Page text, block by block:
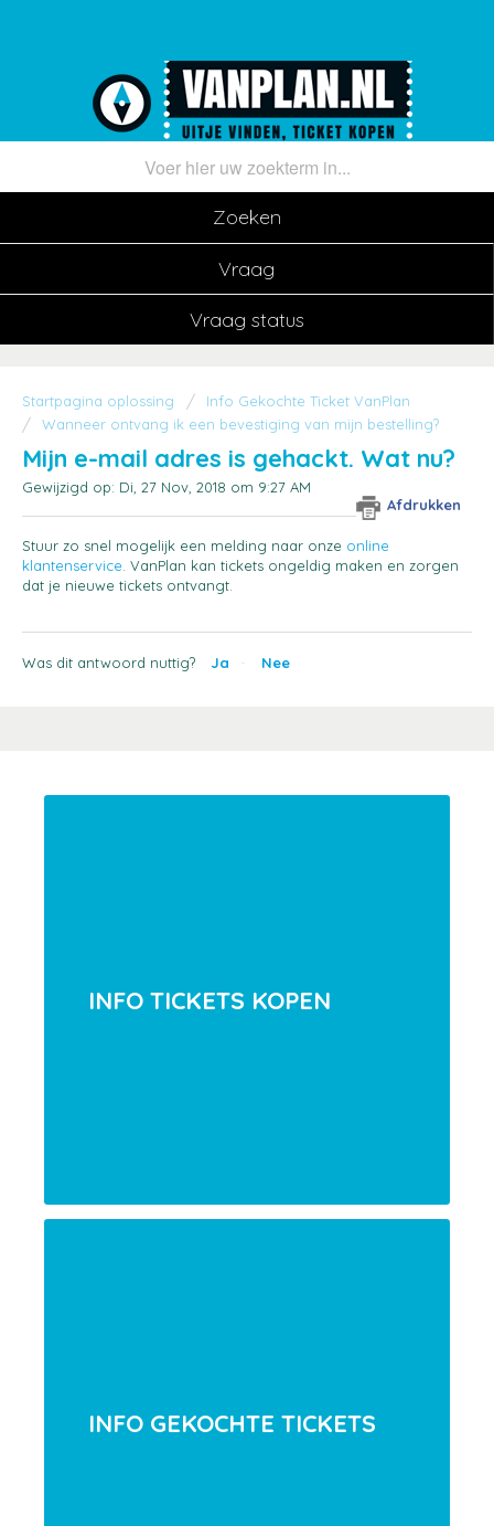
Zoeken
Vraag
Vraag status
Startpagina oplossing
Info Gekochte Ticket VanPlan
Wanneer ontvang ik een bevestiging van mijn bestelling?
Mijn e-mail adres is gehackt. Wat nu?
Afdrukken
Gewijzigd op: Di, 27 Nov, 2018 om 9:27 AM
Stuur zo snel mogelijk een melding naar onze online
klantenservice . VanPlan kan tickets ongeldig maken en zorgen
dat je nieuwe tickets ontvangt.
Was dit antwoord nuttig? Ja Nee
INFO TICKETS KOPEN
INFO GEKOCHTE TICKETS